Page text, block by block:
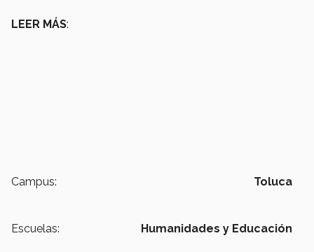
LEER MÁS:
Campus: Toluca
Escuelas: Humanidades y Educación